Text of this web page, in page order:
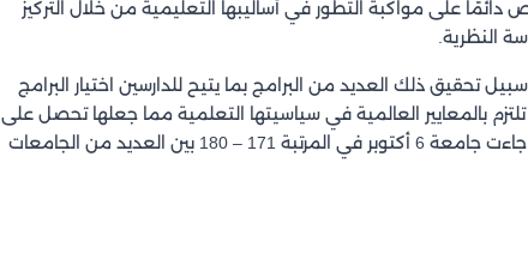
على مواكبة التطور في أساليبها التعليمية من خلال التركيز
النظرية.
تحقيق ذلك العديد من البرامج بما يتيح للدارسين اختيار البرامج
تلتزم بالمعايير العالمية في سياسيتها التعلمية مما جعلها تحصل على
المراكز المتقدمة في تصنيفات الجامعات، فقد جاءت جامعة 6 أكتوبر في المرتبة 171 – 180 بين العديد من الجامعات